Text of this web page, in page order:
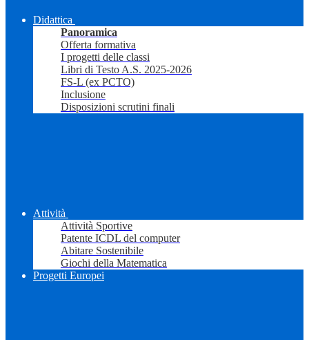
Didattica
Panoramica
Offerta formativa
I progetti delle classi
Libri di Testo A.S. 2025-2026
FS-L (ex PCTO)
Inclusione
Disposizioni scrutini finali
Attività
Attività Sportive
Patente ICDL del computer
Abitare Sostenibile
Giochi della Matematica
Progetti Europei